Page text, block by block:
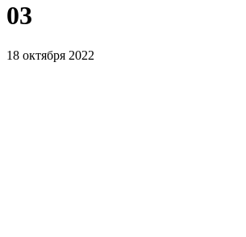
03
18 октября 2022